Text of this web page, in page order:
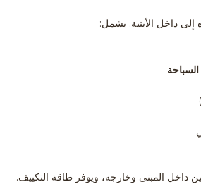
داخل الأبنية. يشمل:
داخل المبنى وخارجه، ويوفر طاقة التكييف.